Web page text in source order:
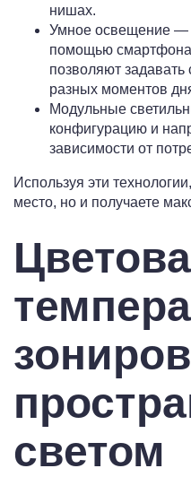
нишах.
Умное освещение —
помощью смартфона
позволяют
разных моментов
Модульные
конфигурацию и
зависимости от
Используя эти
место, но и получаете
светом